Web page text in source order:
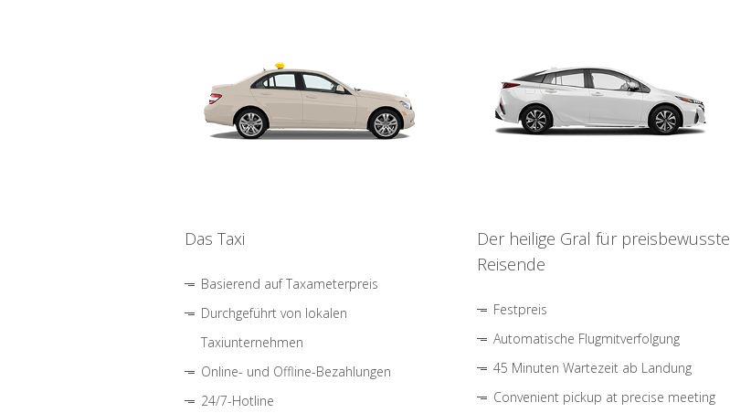
Das Taxi
Basierend auf Taxameterpreis
Durchgeführt von lokalen
Taxiunternehmen
Online- und Offline-Bezahlungen
24/7-Hotline
Der heilige Gral für preisbewusste
Reisende
Festpreis
Automatische Flugmitverfolgung
45 Minuten Wartezeit ab Landung
Convenient pickup at precise meeting